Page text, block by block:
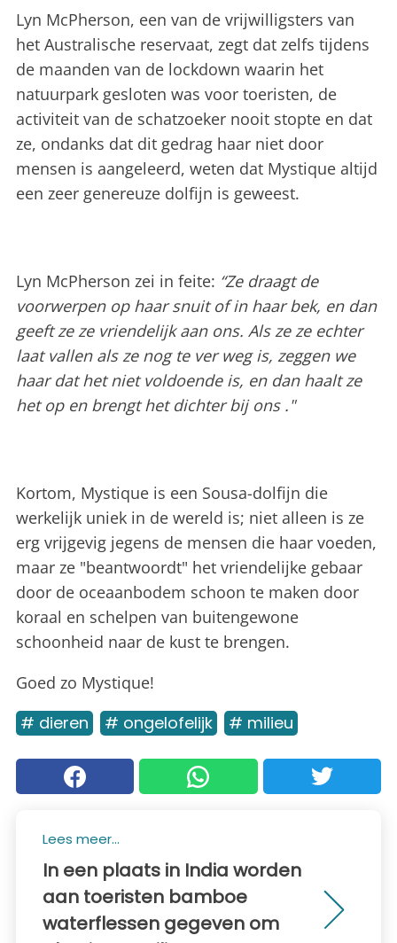
Lyn McPherson, een van de vrijwilligsters van
het Australische reservaat, zegt dat zelfs tijdens
de maanden van de lockdown waarin het
natuurpark gesloten was voor toeristen, de
activiteit van de schatzoeker nooit stopte en dat
ze, ondanks dat dit gedrag haar niet door
mensen is aangeleerd, weten dat Mystique altijd
een zeer genereuze dolfijn is geweest.
Lyn McPherson zei in feite: “Ze draagt ​​de
voorwerpen op haar snuit of in haar bek, en dan
geeft ze ze vriendelijk aan ons. Als ze ze echter
laat vallen als ze nog te ver weg is, zeggen we
haar dat het niet voldoende is, en dan haalt ze
het op en brengt het dichter bij ons ."
Kortom, Mystique is een Sousa-dolfijn die
werkelijk uniek in de wereld is; niet alleen is ze
erg vrijgevig jegens de mensen die haar voeden,
maar ze "beantwoordt" het vriendelijke gebaar
door de oceaanbodem schoon te maken door
koraal en schelpen van buitengewone
schoonheid naar de kust te brengen.
Goed zo Mystique!
# dieren # ongelofelijk # milieu
Lees meer...
In een plaats in India worden
aan toeristen bamboe
waterflessen gegeven om